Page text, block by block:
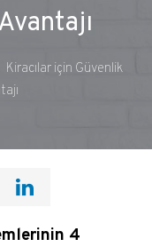
Kiracılar için Güvenlik
4